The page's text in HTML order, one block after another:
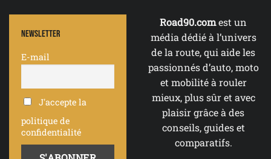
Newsletter
E-mail
J'accepte la
politique de
confidentialité
Road90.comest un
média dédié à l’univers
de la route, qui aide les
passionnés d’auto, moto
et mobilité à rouler
mieux, plus sûr et avec
plaisir grâce à des
conseils, guides et
comparatifs.